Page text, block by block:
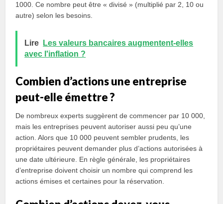
1000. Ce nombre peut être « divisé » (multiplié par 2, 10 ou
autre) selon les besoins.
Lire
Les valeurs bancaires augmentent-elles
avec l'inflation ?
Combien d’actions une entreprise
peut-elle émettre ?
De nombreux experts suggèrent de commencer par 10 000,
mais les entreprises peuvent autoriser aussi peu qu’une
action. Alors que 10 000 peuvent sembler prudents, les
propriétaires peuvent demander plus d’actions autorisées à
une date ultérieure. En règle générale, les propriétaires
d’entreprise doivent choisir un nombre qui comprend les
actions émises et certaines pour la réservation.